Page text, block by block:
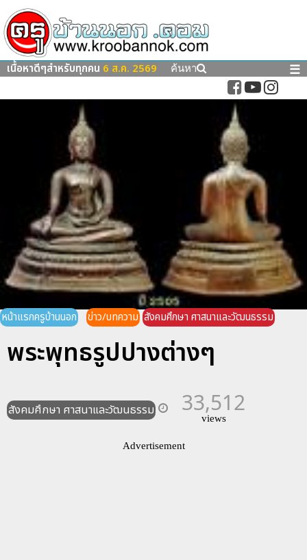
เนื้อหาดีๆสำหรับทุกคน 6 ส.ค. 2569 ค้นหา ☰
หน้าแรกครูบ้านนอก ข่าว/บทความ สังคมศึกษา ศาสนาและวัฒนธรรม
พระพุทธรูปปางต่างๆ
สังคมศึกษา ศาสนาและวัฒนธรรม 33,512
views
Advertisement